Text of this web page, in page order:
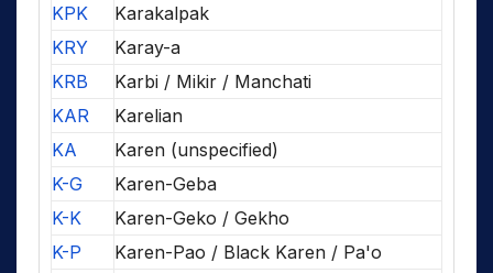
KPK
Karakalpak
KRY
Karay-a
KRB
Karbi / Mikir / Manchati
KAR
Karelian
KA
Karen (unspecified)
K-G
Karen-Geba
K-K
Karen-Geko / Gekho
K-P
Karen-Pao / Black Karen / Pa'o